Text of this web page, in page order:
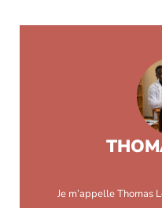
Je m’appelle Thomas